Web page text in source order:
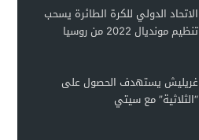
الاتحاد الدولي للكرة الطائرة يسحب
تنظيم مونديال 2022 من روسيا
غريليش يستهدف الحصول على
“الثلاثية” مع سيتي